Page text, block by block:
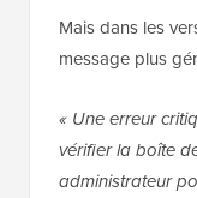
Mais dans les
message plus
« Une erreur
vérifier la boîte
administrateur